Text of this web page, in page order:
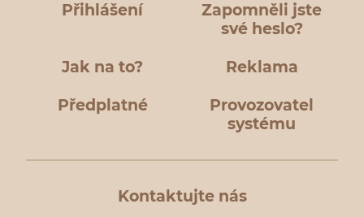
Přihlášení
Zapomněli jste
své heslo?
Jak na to? Reklama
Předplatné
Provozovatel
systému
Kontaktujte nás